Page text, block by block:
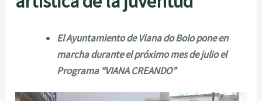
El Ayuntamiento de Viana do Bolo pone en
marcha durante el próximo mes de julio el
Programa “VIANA CREANDO”